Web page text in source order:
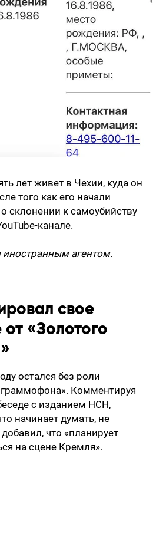
лет живет в Чехии, куда он
того как его начали
склонении к самоубийству
канале.
агентом.
свое
«Золотого
остался без роли
граммофона». Комментируя
с изданием НСН,
начинает думать, не
что «планирует
на сцене Кремля».